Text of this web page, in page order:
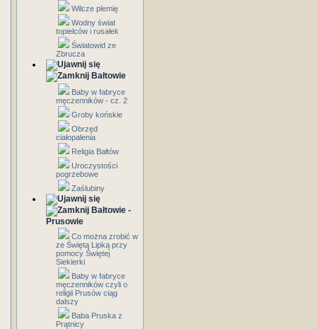
Wilcze plemię
Wodny świat
topielców i rusałek
Światowid ze
Zbrucza
Bałtowie
Baby w fabryce
męczenników - cz. 2
Groby końskie
Obrzęd
ciałopalenia
Religia Bałtów
Uroczystości
pogrzebowe
Zaślubiny
Bałtowie -
Prusowie
Co można zrobić w
ze Świętą Lipką przy
pomocy Świętej
Siekierki
Baby w fabryce
męczenników czyli o
religii Prusów ciąg
dalszy
Baba Pruska z
Prątnicy